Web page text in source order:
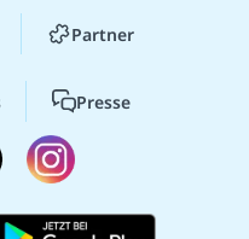
Partner
Presse